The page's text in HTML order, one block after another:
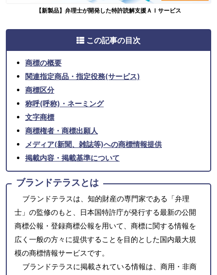
【新製品】弁理士が開発した特許読解支援ＡＩサービス
この記事の目次
商標の概要
関連指定商品・指定役務(サービス)
商標区分
称呼(呼称)・ネーミング
文字商標
商標権者・商標出願人
メディア(新聞、雑誌等)への商標情報提供
掲載内容・掲載基準について
ブランドテラスとは
ブランドテラスは、知的財産の専門家である「弁理
士」の監修のもと、日本国特許庁が発行する最新の公開
商標公報・登録商標公報を用いて、商標に関する情報を
広く一般の方々に提供することを目的とした国内最大規
模の商標情報サービスです。
ブランドテラスに掲載されている情報は、商用・非商